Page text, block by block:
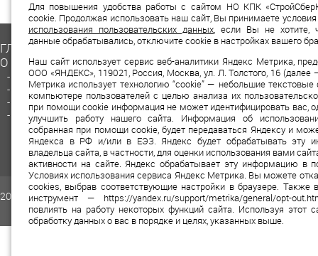
ГЛАВНАЯ
О КООПЕРАТИВЕ
- История кооператива
- О финансовом уполномоченном
- Документы, свидетельства
- Как стать пайщиком
СТРАХОВАНИЕ
ПРЕДЛАГАЕМЫЕ
- Займы
- Сберегательные
- ипотечная ссудо-
НОВОСТИ
КОНТАКТЫ
СОГЛАСИЕ НА
ПОЛИТИКА
2010-2024 © КПК «СтройСберКасс»
Для повышения удобства работы с сайтом НО КПК
cookie. Продолжая использовать наш сайт, Вы принимаете
использования пользовательских данных, если Вы не хотите,
данные обрабатывались, отключите cookie в настройках вашего
Наш сайт использует сервис веб-аналитики Яндекс Метрика,
ООО «ЯНДЕКС», 119021, Россия, Москва, ул. Л. Толстого, 16 (далее
Метрика использует технологию “cookie” — небольшие
компьютере пользователей с целью анализа их
при помощи cookie информация не может идентифицировать вас,
улучшить работу нашего сайта. Информация об
собранная при помощи cookie, будет передаваться Яндексу и
Яндекса в РФ и/или в ЕЭЗ. Яндекс будет обрабатывать эту
владельца сайта, в частности, для оценки использования вами
активности на сайте. Яндекс обрабатывает эту информацию в
Условиях использования сервиса Яндекс Метрика. Вы можете
cookies, выбрав соответствующие настройки в браузере. Также
инструмент — https://yandex.ru/support/metrika/general/opt-
повлиять на работу некоторых функций сайта. Используя этот
обработку данных о вас в порядке и целях, указанных выше.